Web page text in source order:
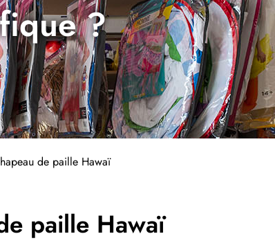
?
de paille Hawaï
paille Hawaï